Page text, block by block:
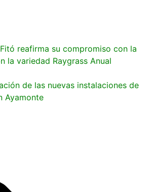
reafirma su compromiso con la
la variedad Raygrass Anual
de las nuevas instalaciones de
Ayamonte